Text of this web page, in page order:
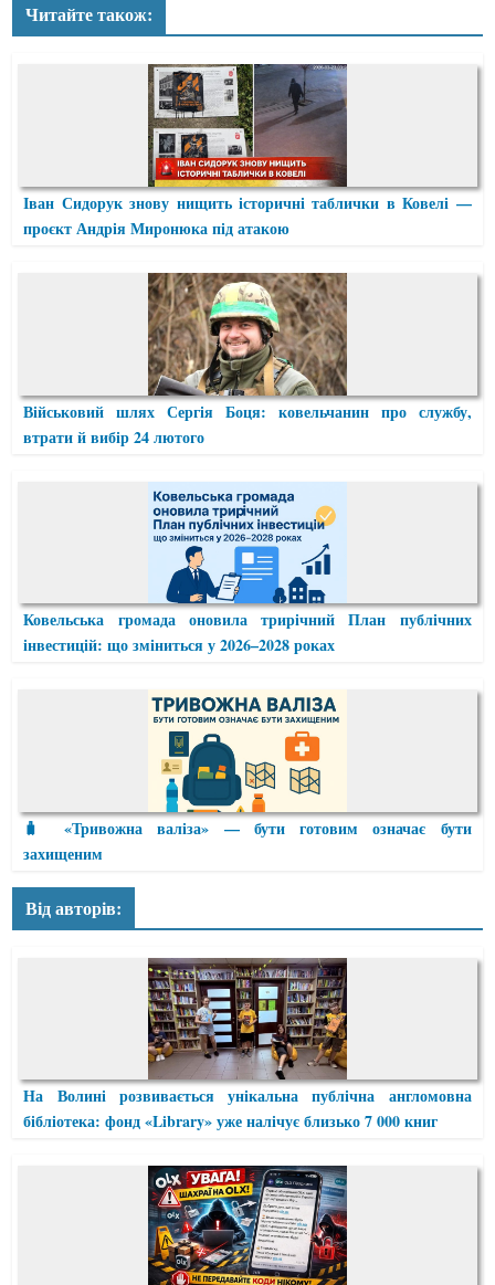
Читайте також:
Іван Сидорук знову нищить історичні таблички в Ковелі —
проєкт Андрія Миронюка під атакою
Військовий шлях Сергія Боця: ковельчанин про службу,
втрати й вибір 24 лютого
Ковельська громада оновила трирічний План публічних
інвестицій: що зміниться у 2026–2028 роках
🧳 «Тривожна валіза» — бути готовим означає бути
захищеним
Від авторів:
На Волині розвивається унікальна публічна англомовна
бібліотека: фонд «Library» уже налічує близько 7 000 книг